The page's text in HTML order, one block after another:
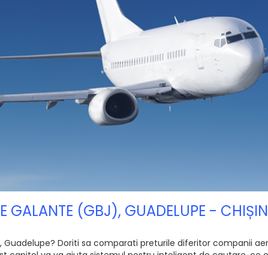
GALANTE (GBJ), GUADELUPE -
Doriti sa comparati preturile diferitor companii